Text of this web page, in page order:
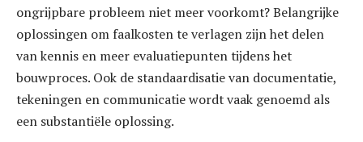
ongrijpbare probleem niet meer voorkomt? Belangrijke
oplossingen om faalkosten te verlagen zijn het delen
van kennis en meer evaluatiepunten tijdens het
bouwproces. Ook de standaardisatie van documentatie,
tekeningen en communicatie wordt vaak genoemd als
een substantiële oplossing.